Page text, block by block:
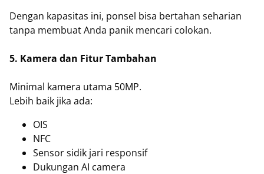
Dengan kapasitas ini, ponsel bisa bertahan seharian
tanpa membuat Anda panik mencari colokan.
5. Kamera dan Fitur Tambahan
Minimal kamera utama 50MP.
Lebih baik jika ada:
OIS
NFC
Sensor sidik jari responsif
Dukungan AI camera